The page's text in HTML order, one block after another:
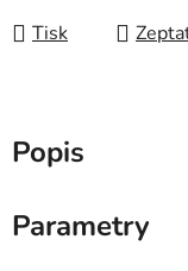
Tisk
Popis
Parametry